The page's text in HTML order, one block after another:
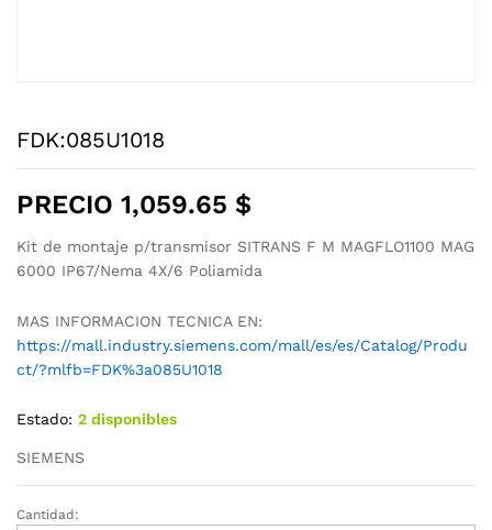
FDK:085U1018
PRECIO 1,059.65 $
Kit de montaje p/transmisor SITRANS F M MAGFLO1100 MAG
6000 IP67/Nema 4X/6 Poliamida
MAS INFORMACION TECNICA EN:
https://mall.industry.siemens.com/mall/es/es/Catalog/Produ
ct/?mlfb=FDK%3a085U1018
Estado: 2 disponibles
SIEMENS
FDK:085U1018
Cantidad: